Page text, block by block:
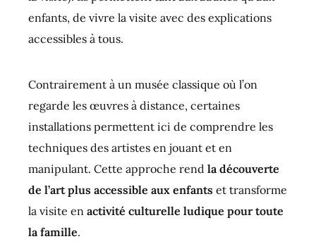
enfants, de vivre la visite avec des explications
accessibles à tous.
Contrairement à un musée classique où l’on
regarde les œuvres à distance, certaines
installations permettent ici de comprendre les
techniques des artistes en jouant et en
manipulant. Cette approche rend la découverte
de l’art plus accessible aux enfants et transforme
la visite en activité culturelle ludique pour toute
la famille.